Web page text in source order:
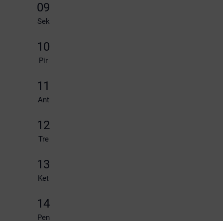
09
Sek
10
Pir
11
Ant
12
Tre
13
Ket
14
Pen